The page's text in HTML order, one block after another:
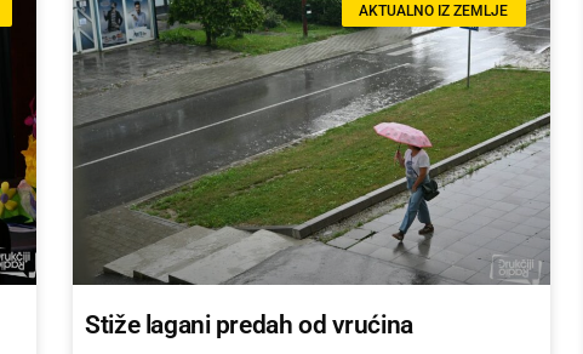
AKTUALNO IZ ZEMLJE
Stiže lagani predah od vrućina